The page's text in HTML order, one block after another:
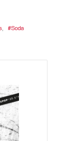
, Soda